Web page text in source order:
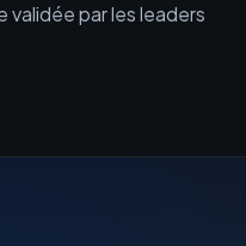
par les leaders